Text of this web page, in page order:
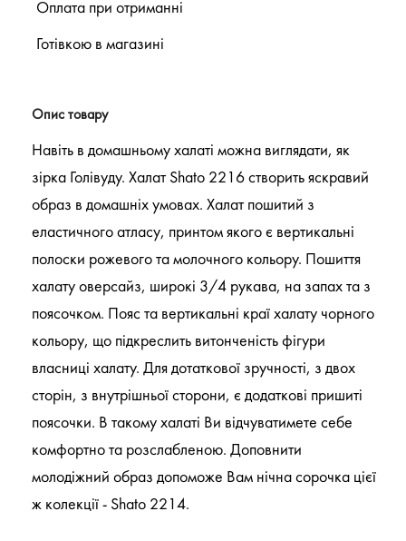
Оплата при отриманні
Готівкою в магазині
Опис товару
Навіть в домашньому халаті можна виглядати, як
зірка Голівуду. Халат Shato 2216 створить яскравий
образ в домашніх умовах. Халат пошитий з
еластичного атласу, принтом якого є вертикальні
полоски рожевого та молочного кольору. Пошиття
халату оверсайз, широкі 3/4 рукава, на запах та з
поясочком. Пояс та вертикальні краї халату чорного
кольору, що підкреслить витонченість фігури
власниці халату. Для дотаткової зручності, з двох
сторін, з внутрішньої сторони, є додаткові пришиті
поясочки. В такому халаті Ви відчуватимете себе
комфортно та розслабленою. Доповнити
молодіжний образ допоможе Вам нічна сорочка цієї
ж колекції - Shato 2214.